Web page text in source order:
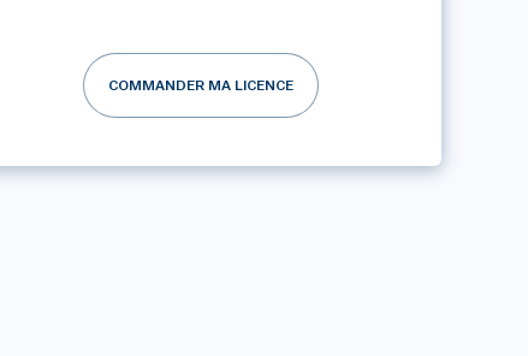
COMMANDER MA LICENCE